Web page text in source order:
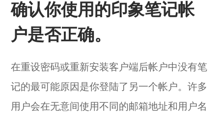
确认你使用的印象笔记帐
户是否正确。
在重设密码或重新安装客户端后帐户中没有笔
记的最可能原因是你登陆了另一个帐户。许多
用户会在无意间使用不同的邮箱地址和用户名